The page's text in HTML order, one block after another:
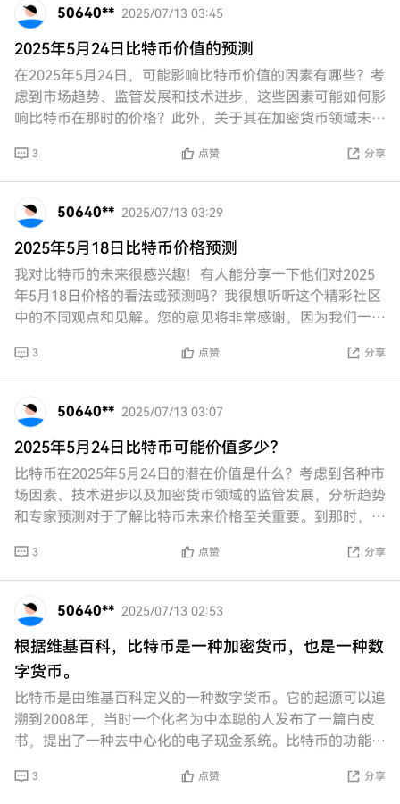
50640** 2025/07/13 03:45
2025年5月24日比特币价值的预测
在2025年5月24日，可能影响比特币价值的因素有哪些？考
虑到市场趋势、监管发展和技术进步，这些因素可能如何影
响比特币在那时的价格？此外，关于其在加密货币领域未来
3 点赞 分享
50640** 2025/07/13 03:29
2025年5月18日比特币价格预测
我对比特币的未来很感兴趣！有人能分享一下他们对2025
年5月18日价格的看法或预测吗？我很想听听这个精彩社区
中的不同观点和见解。您的意见将非常感谢，因为我们一起
3 点赞 分享
50640** 2025/07/13 03:07
2025年5月24日比特币可能价值多少？
比特币在2025年5月24日的潜在价值是什么？考虑到各种市
场因素、技术进步以及加密货币领域的监管发展，分析趋势
和专家预测对于了解比特币未来价格至关重要。到那时，哪
3 点赞 分享
50640** 2025/07/13 02:53
根据维基百科，比特币是一种加密货币，也是一种数
字货币。
比特币是由维基百科定义的一种数字货币。它的起源可以追
溯到2008年，当时一个化名为中本聪的人发布了一篇白皮
书，提出了一种去中心化的电子现金系统。比特币的功能主
3 点赞 分享